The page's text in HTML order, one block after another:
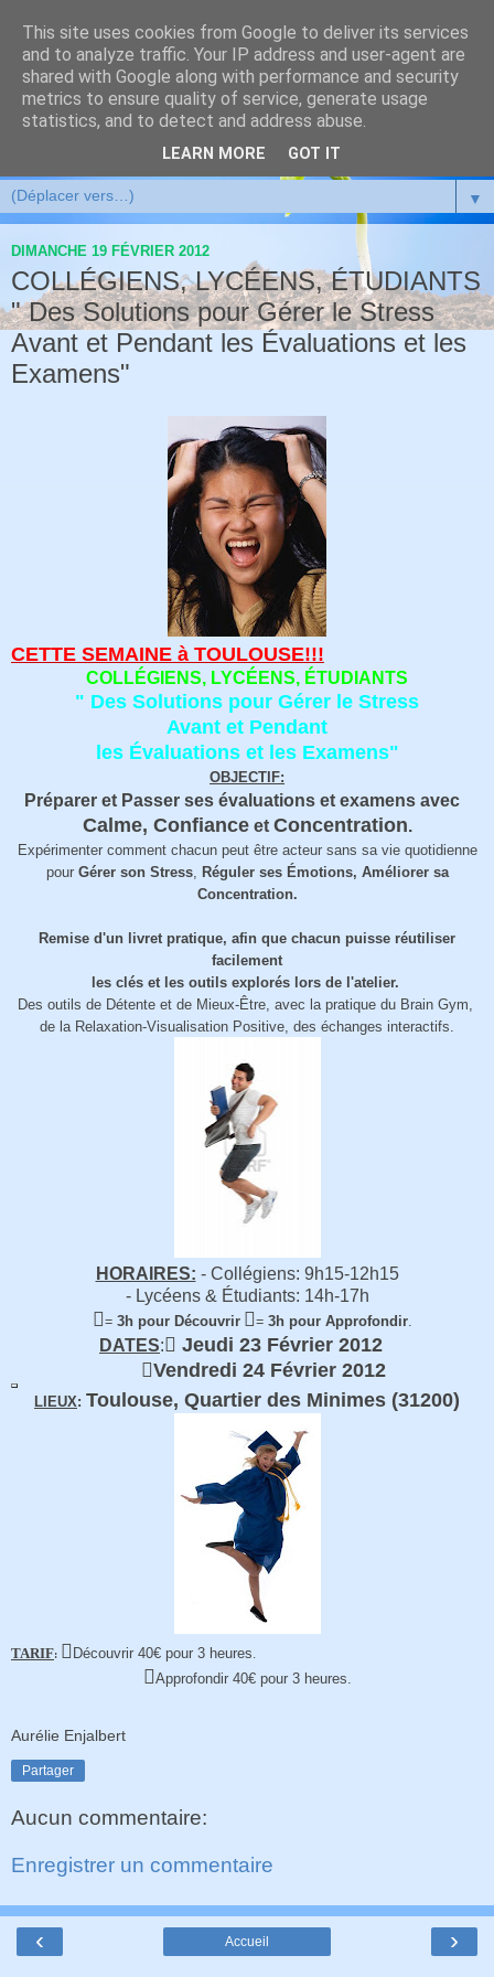
▼
DIMANCHE 19 FÉVRIER 2012
COLLÉGIENS, LYCÉENS, ÉTUDIANTS
" Des Solutions pour Gérer le Stress
Avant et Pendant les Évaluations et les
Examens"
CETTE SEMAINE à TOULOUSE!!!
COLLÉGIENS, LYCÉENS, ÉTUDIANTS
" Des Solutions pour Gérer le Stress
Avant et Pendant
les Évaluations et les Examens"
OBJECTIF:
Préparer et Passer ses évaluations et examens avec
Calme, Confianceet Concentration.
Expérimenter comment chacun peut être acteur sans sa vie quotidienne
pour Gérer son Stress,
Réguler ses Émotions, Améliorer sa
Concentration.
Remise d'un livret pratique, afin que chacun puisse réutiliser
facilement
les clés et les outils explorés lors de l'atelier.
Des outils de Détente et de Mieux-Être, avec la pratique du Brain Gym,
de la Relaxation-Visualisation Positive, des échanges interactifs.
HORAIRES: - Collégiens: 9h15-12h15
- Lycéens & Étudiants: 14h-17h
= 3h pour Découvrir = 3h pour Approfondir
DATES: Jeudi 23 Février 2012
Vendredi 24 Février 2012
LIEUX: Toulouse, Quartier des Minimes (31200)
TARIF:  Découvrir 40€ pour 3 heures
Approfondir 40€ pour 3 heures.
Aurélie Enjalbert
Partager
Aucun commentaire:
Enregistrer un commentaire
‹ ›
Accueil
This site uses cookies from Google to deliver its services
and to analyze traffic. Your IP address and user-agent are
shared with Google along with performance and security
metrics to ensure quality of service, generate usage
statistics, and to detect and address abuse.
LEARN MORE GOT IT